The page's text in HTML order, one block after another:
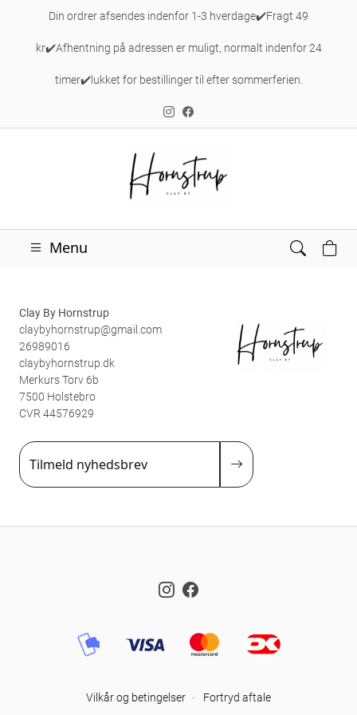
Din ordrer afsendes indenfor 1-3 hverdage✔️Fragt 49
kr✔️Afhentning på adressen er muligt, normalt indenfor 24
timer✔️lukket for bestillinger til efter sommerferien.
Menu
Clay By Hornstrup
claybyhornstrup@gmail.com
26989016
claybyhornstrup.dk
Merkurs Torv 6b
7500 Holstebro
CVR 44576929
Tilmeld nyhedsbrev
Instagram
Vilkår og betingelser · Fortryd aftale